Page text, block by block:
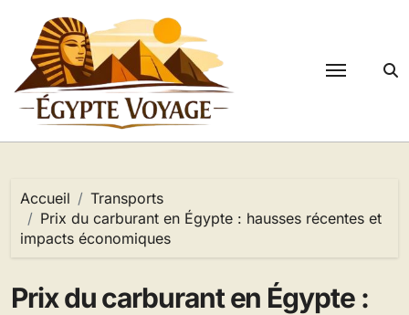
contenu
Accueil
Transports
Prix du carburant en Égypte : hausses récentes et
impacts économiques
Prix du carburant en Égypte :